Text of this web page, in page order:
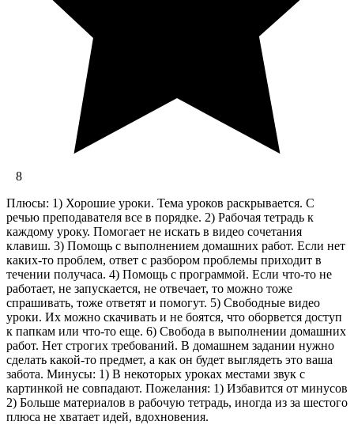
8
Плюсы: 1) Хорошие уроки. Тема уроков раскрывается. С
речью преподавателя все в порядке. 2) Рабочая тетрадь к
каждому уроку. Помогает не искать в видео сочетания
клавиш. 3) Помощь с выполнением домашних работ. Если нет
каких-то проблем, ответ с разбором проблемы приходит в
течении получаса. 4) Помощь с программой. Если что-то не
работает, не запускается, не отвечает, то можно тоже
спрашивать, тоже ответят и помогут. 5) Свободные видео
уроки. Их можно скачивать и не боятся, что оборвется доступ
к папкам или что-то еще. 6) Свобода в выполнении домашних
работ. Нет строгих требований. В домашнем задании нужно
сделать какой-то предмет, а как он будет выглядеть это ваша
забота. Минусы: 1) В некоторых уроках местами звук с
картинкой не совпадают. Пожелания: 1) Избавится от минусов
2) Больше материалов в рабочую тетрадь, иногда из за шестого
плюса не хватает идей, вдохновения.